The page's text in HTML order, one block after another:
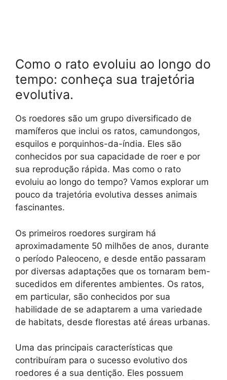
Como o rato evoluiu ao longo do
tempo: conheça sua trajetória
evolutiva.
Os roedores são um grupo diversificado de
mamíferos que inclui os ratos, camundongos,
esquilos e porquinhos-da-índia. Eles são
conhecidos por sua capacidade de roer e por
sua reprodução rápida. Mas como o rato
evoluiu ao longo do tempo? Vamos explorar um
pouco da trajetória evolutiva desses animais
fascinantes.
Os primeiros roedores surgiram há
aproximadamente 50 milhões de anos, durante
o período Paleoceno, e desde então passaram
por diversas adaptações que os tornaram bem-
sucedidos em diferentes ambientes. Os ratos,
em particular, são conhecidos por sua
habilidade de se adaptarem a uma variedade
de habitats, desde florestas até áreas urbanas.
Uma das principais características que
contribuíram para o sucesso evolutivo dos
roedores é a sua dentição. Eles possuem